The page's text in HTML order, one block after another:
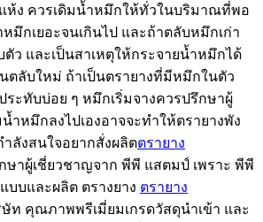
ห้ง ควรเดิมน้ำหมึกให้ทั่วในบริมาณที่พอ
มึกเยอะจนเกินไป และถ้าตลับหมึกเก่า
ว และเป็นสาเหตุให้กระจายน้ำหมึกได้
ตลับใหม่ ถ้าเป็นตรายางที่มีหมึกในตัว
ระทับบ่อย ๆ หมึกเริ่มจางควรปรึกษาผู้
ำหมึกลงไปเองอาจจะทำให้ตรายางพัง
ลังสนใจอยากสั่งผลิตตรายาง
ษาผู้เชี่ยวชาญจาก พีพี แสตมป์ เพราะ พีพี
บและผลิต ตรางยาง ตรายาง
ษัท คุณภาพพรีเมี่ยมเกรดวัสดุนำเข้า และ